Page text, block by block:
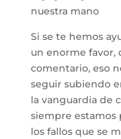
nuestra mano
Si se te hemos
un enorme favor,
comentario, eso
seguir subiendo
la vanguardia de
siempre estamos
los fallos que se